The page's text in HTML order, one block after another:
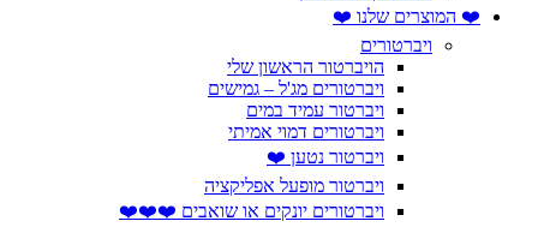
❤️ המוצרים שלנו ❤️
ויברטורים
הויברטור הראשון שלי
ויברטורים מג'ל – גמישים
ויברטור עמיד במים
ויברטורים דמוי אמיתי
ויברטור נטען ❤️
ויברטור מופעל אפליקציה
ויברטורים יונקים או שואבים ❤️❤️❤️